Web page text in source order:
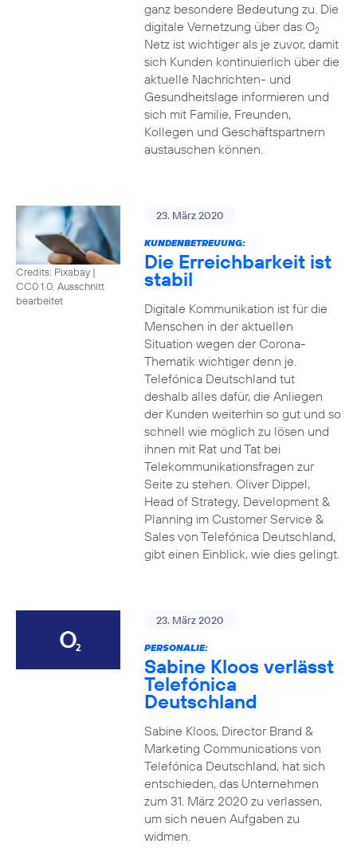
ganz besondere Bedeutung zu. Die
digitale Vernetzung über das O2
Netz ist wichtiger als je zuvor, damit
sich Kunden kontinuierlich über die
aktuelle Nachrichten- und
Gesundheitslage informieren und
sich mit Familie, Freunden,
Kollegen und Geschäftspartnern
austauschen können.
Credits: Pixabay |
CC0 1.0, Ausschnitt
bearbeitet
23. März 2020
KUNDENBETREUUNG:
Die Erreichbarkeit ist
stabil
Digitale Kommunikation ist für die
Menschen in der aktuellen
Situation wegen der Corona-
Thematik wichtiger denn je.
Telefónica Deutschland tut
deshalb alles dafür, die Anliegen
der Kunden weiterhin so gut und so
schnell wie möglich zu lösen und
ihnen mit Rat und Tat bei
Telekommunikationsfragen zur
Seite zu stehen. Oliver Dippel,
Head of Strategy, Development &
Planning im Customer Service &
Sales von Telefónica Deutschland,
gibt einen Einblick, wie dies gelingt.
23. März 2020
PERSONALIE:
Sabine Kloos verlässt
Telefónica
Deutschland
Sabine Kloos, Director Brand &
Marketing Communications von
Telefónica Deutschland, hat sich
entschieden, das Unternehmen
zum 31. März 2020 zu verlassen,
um sich neuen Aufgaben zu
widmen.